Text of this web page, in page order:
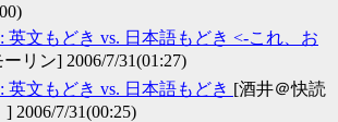
英文もどき vs. 日本語もどき <-これ、お
ーリン] 2006/7/31(01:27)
英文もどき vs. 日本語もどき [酒井＠快読
2006/7/31(00:25)